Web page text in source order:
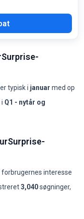
typisk i januar med op
Q1 - nytår og
≥50%Koder ≥70%
0
-
0
-
forbrugernes interesse
3,040søgninger,